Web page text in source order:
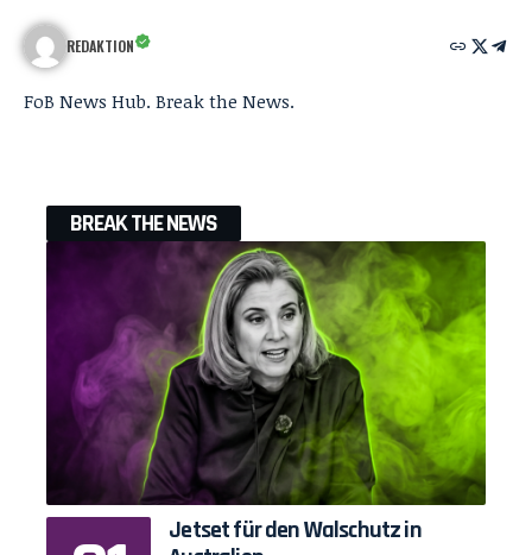
REDAKTION
FoB News Hub. Break the News.
BREAK THE NEWS
Jetset für den Walschutz in